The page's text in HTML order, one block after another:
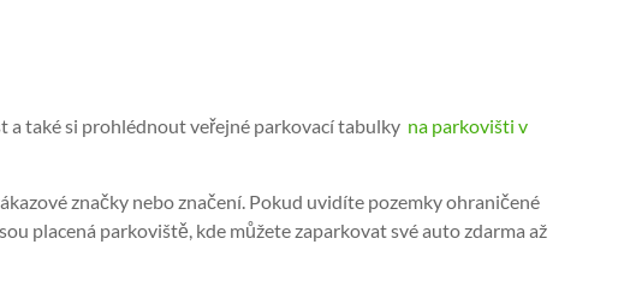
a také si prohlédnout veřejné parkovací tabulky na parkovišti v
značky nebo značení. Pokud uvidíte pozemky ohraničené
placená parkoviště, kde můžete zaparkovat své auto zdarma až